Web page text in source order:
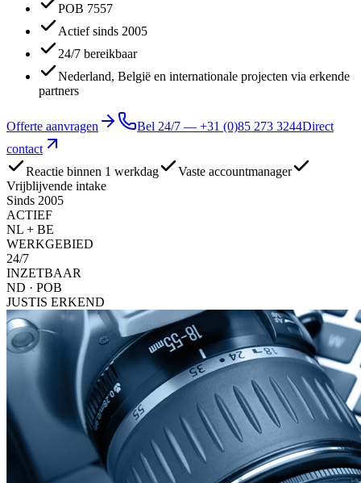
POB 7557
Actief sinds 2005
24/7 bereikbaar
Nederland, België en internationale projecten via erkende
partners
Offerte aanvragen Bel 24/7 — +31 (0)85 273 3244Direct
contact
Reactie binnen 1 werkdag
Vaste accountmanager
Vrijblijvende intake
Sinds 2005
ACTIEF
NL + BE
WERKGEBIED
24/7
INZETBAAR
ND · POB
JUSTIS ERKEND